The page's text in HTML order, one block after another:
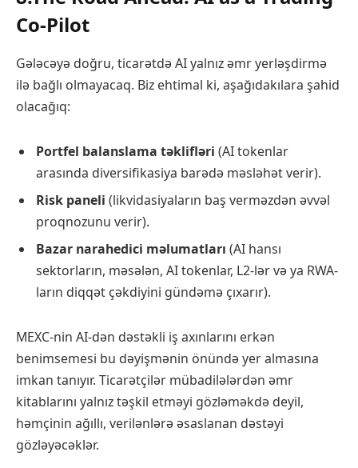
Co-Pilot
Gələcəyə doğru, ticarətdə AI yalnız əmr yerləşdirmə
ilə bağlı olmayacaq. Biz ehtimal ki, aşağıdakılara şahid
olacağıq:
Portfel balanslama təklifləri (AI tokenlar
arasında diversifikasiya barədə məsləhət verir).
Risk paneli (likvidasiyaların baş verməzdən əvvəl
proqnozunu verir).
Bazar narahedici məlumatları (AI hansı
sektorların, məsələn, AI tokenlar, L2-lər və ya RWA-
ların diqqət çəkdiyini gündəmə çıxarır).
MEXC-nin AI-dən dəstəkli iş axınlarını erkən
benimsemesi bu dəyişmənin önündə yer almasına
imkan tanıyır. Ticarətçilər mübadilələrdən əmr
kitablarını yalnız təşkil etməyi gözləməkdə deyil,
həmçinin ağıllı, verilənlərə əsaslanan dəstəyi
gözləyəcəklər.